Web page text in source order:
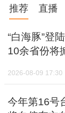
另外，高温
系，不过这
热浪。据国
全国大部地
东、华中、
推荐 直播
“白海豚”登
10余省份将
2026-08-09 17:30
今年第16号